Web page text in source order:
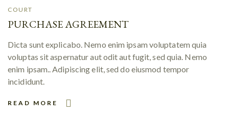
COURT
PURCHASE AGREEMENT
Dicta sunt explicabo. Nemo enim ipsam voluptatem quia
voluptas sit aspernatur aut odit aut fugit, sed quia. Nemo
enim ipsam.. Adipiscing elit, sed do eiusmod tempor
incididunt.
READ MORE